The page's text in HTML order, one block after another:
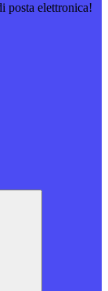
posta elettronica!